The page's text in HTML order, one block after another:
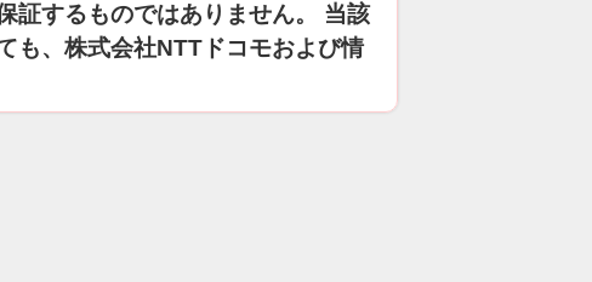
証するものではありません。 当該
も、株式会社NTTドコモおよび情